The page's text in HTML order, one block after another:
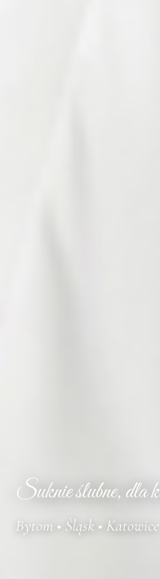
Suknie ślubne, dla
Bytom • Śląsk • Katowice